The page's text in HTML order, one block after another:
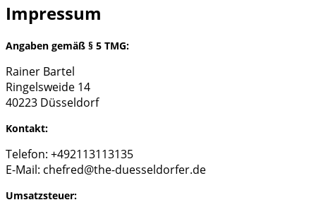
Impressum
Angaben gemäß § 5 TMG:
Rainer Bartel
Ringelsweide 14
40223 Düsseldorf
Kontakt:
Telefon: +492113113135
E-Mail: chefred@the-duesseldorfer.de
Umsatzsteuer: